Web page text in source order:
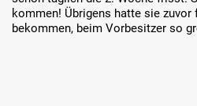
kommen! Übrigens hatte sie
bekommen, beim Vorbesitzer so